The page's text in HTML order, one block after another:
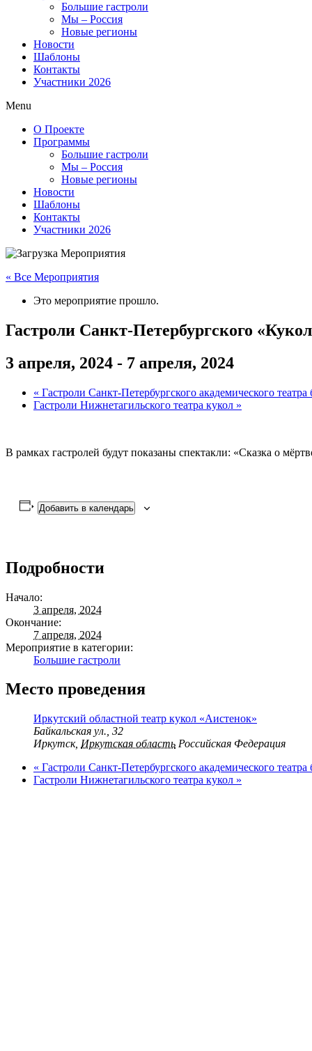
Большие гастроли
Мы – Россия
Новые регионы
Новости
Шаблоны
Контакты
Участники 2026
Menu
О Проекте
Программы
Большие гастроли
Мы – Россия
Новые регионы
Новости
Шаблоны
Контакты
Участники 2026
« Все Мероприятия
Это мероприятие прошло.
Гастроли Санкт-Петербургского
3 апреля, 2024 - 7 апреля, 2024
« Гастроли Санкт-Петербургского академического
Гастроли Нижнетагильского театра кукол »
В рамках гастролей будут показаны спектакли: «Сказка о
Добавить в календарь
Подробности
Начало:
3 апреля, 2024
Окончание:
7 апреля, 2024
Мероприятие в категории:
Большие гастроли
Место проведения
Иркутский областной театр кукол «Аистенок»
Байкальская ул., 32
Иркутск, Иркутская область Российская Федерация
« Гастроли Санкт-Петербургского академического
Гастроли Нижнетагильского театра кукол »